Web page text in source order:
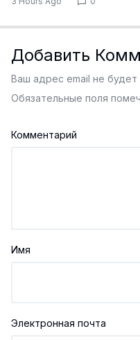
Добавить
Ваш адрес email не будет
Обязательные поля
Комментарий
Имя
Электронная почта